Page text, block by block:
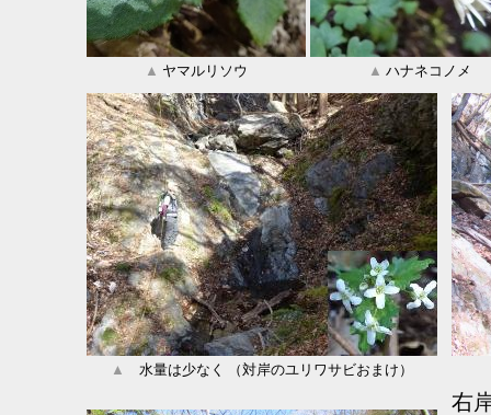
▲ ヤマルリソウ ▲ ハナネコノメ
▲ 水量は少なく （対岸のユリワサビおまけ）
右